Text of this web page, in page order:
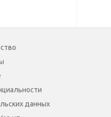
данных